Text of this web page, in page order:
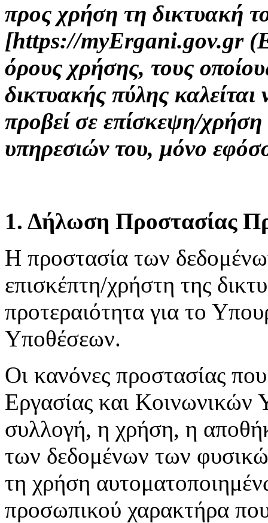
προς χρήση τη δικτυακή
[https://myErgani.gov.gr
όρους χρήσης, τους
δικτυακής πύλης
προβεί σε επίσκεψη/
υπηρεσιών του, μόνο
1. Δήλωση Προστασίας
H προστασία των
επισκέπτη/χρήστη της
προτεραιότητα για το
Υποθέσεων.
Οι κανόνες προστασίας
Εργασίας και Κοινωνικών
συλλογή, η χρήση, η
των δεδομένων των
τη χρήση
προσωπικού χαρακτήρα